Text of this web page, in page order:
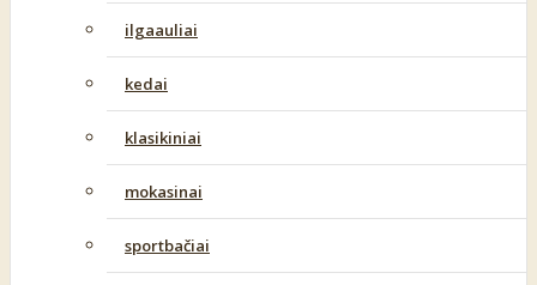
ilgaauliai
kedai
klasikiniai
mokasinai
sportbačiai